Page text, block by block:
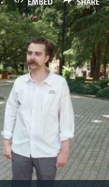
EMBED SHARE